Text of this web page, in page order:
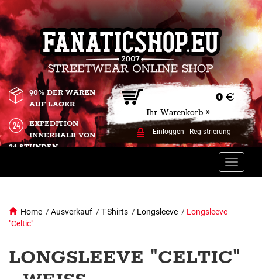
0 €
Ihr Warenkorb »
Einloggen Registrierung
90% DER WAREN
AUF LAGER
EXPEDITION
INNERHALB VON
24 STUNDEN.
Toggle
Home /Ausverkauf /T-Shirts / Longsleeve / Longsleeve
"Celtic"
LONGSLEEVE "CELTIC"